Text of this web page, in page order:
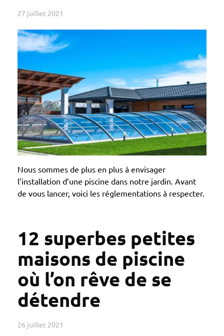
27 juillet 2021
Nous sommes de plus en plus à envisager
l’installation d’une piscine dans notre jardin. Avant
de vous lancer, voici les réglementations à respecter.
12 superbes petites
maisons de piscine
où l’on rêve de se
détendre
26 juillet 2021